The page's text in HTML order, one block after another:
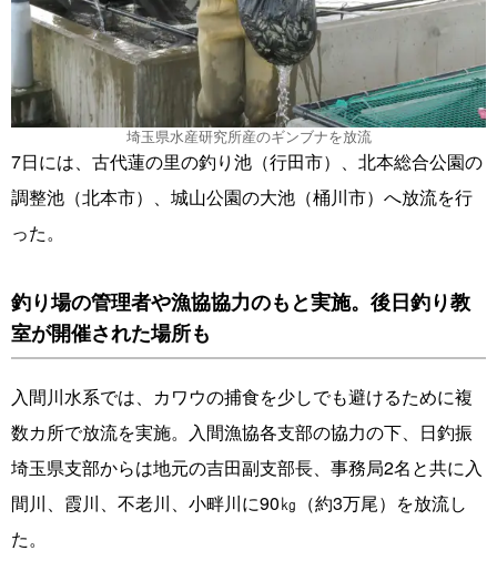
埼玉県水産研究所産のギンブナを放流
7日には、古代蓮の里の釣り池（行田市）、北本総合公園の
調整池（北本市）、城山公園の大池（桶川市）へ放流を行
った。
釣り場の管理者や漁協協力のもと実施。後日釣り教
室が開催された場所も
入間川水系では、カワウの捕食を少しでも避けるために複
数カ所で放流を実施。入間漁協各支部の協力の下、日釣振
埼玉県支部からは地元の吉田副支部長、事務局2名と共に入
間川、霞川、不老川、小畔川に90㎏（約3万尾）を放流し
た。